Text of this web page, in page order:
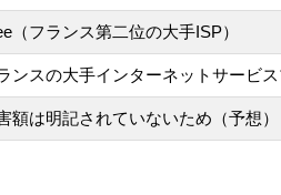
（フランス第二位の大手ISP）
ンスの大手インターネットサービ
額は明記されていないため（予想）